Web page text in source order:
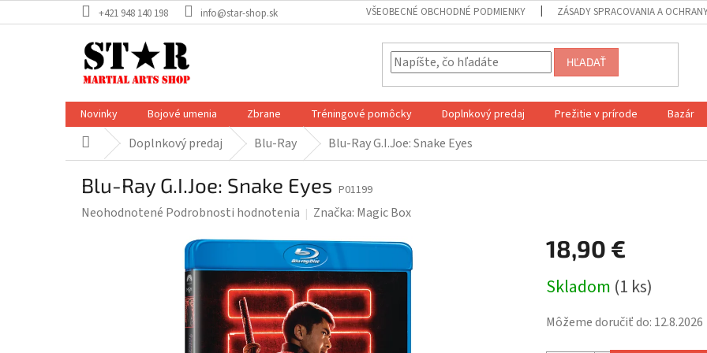
na
+421 948 140 198 info@star-shop.sk VŠEOBECNÉ OBCHODNÉ PODMIENKY ZÁSADY SPRACOVANIA A
HĽADAŤ
Novinky Bojové umenia Zbrane Tréningové pomôcky Doplnkový predaj Prežitie v prírode Bazár
DomovDoplnkový predaj Blu-Ray Blu-Ray G.I.Joe: Snake Eyes
Blu-Ray G.I.Joe: Snake Eyes P01199
Priemerné
Neohodnotené Podrobnosti hodnotenia Značka: Magic Box
18,90 €
cena:
Skladom (1 ks)
Môžeme doručiť do: 12.8.2026